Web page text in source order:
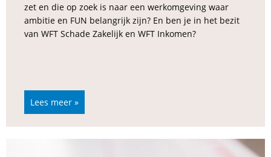
zet en die op zoek is naar een werkomgeving waar
ambitie en FUN belangrijk zijn? En ben je in het bezit
van WFT Schade Zakelijk en WFT Inkomen?
Lees meer »